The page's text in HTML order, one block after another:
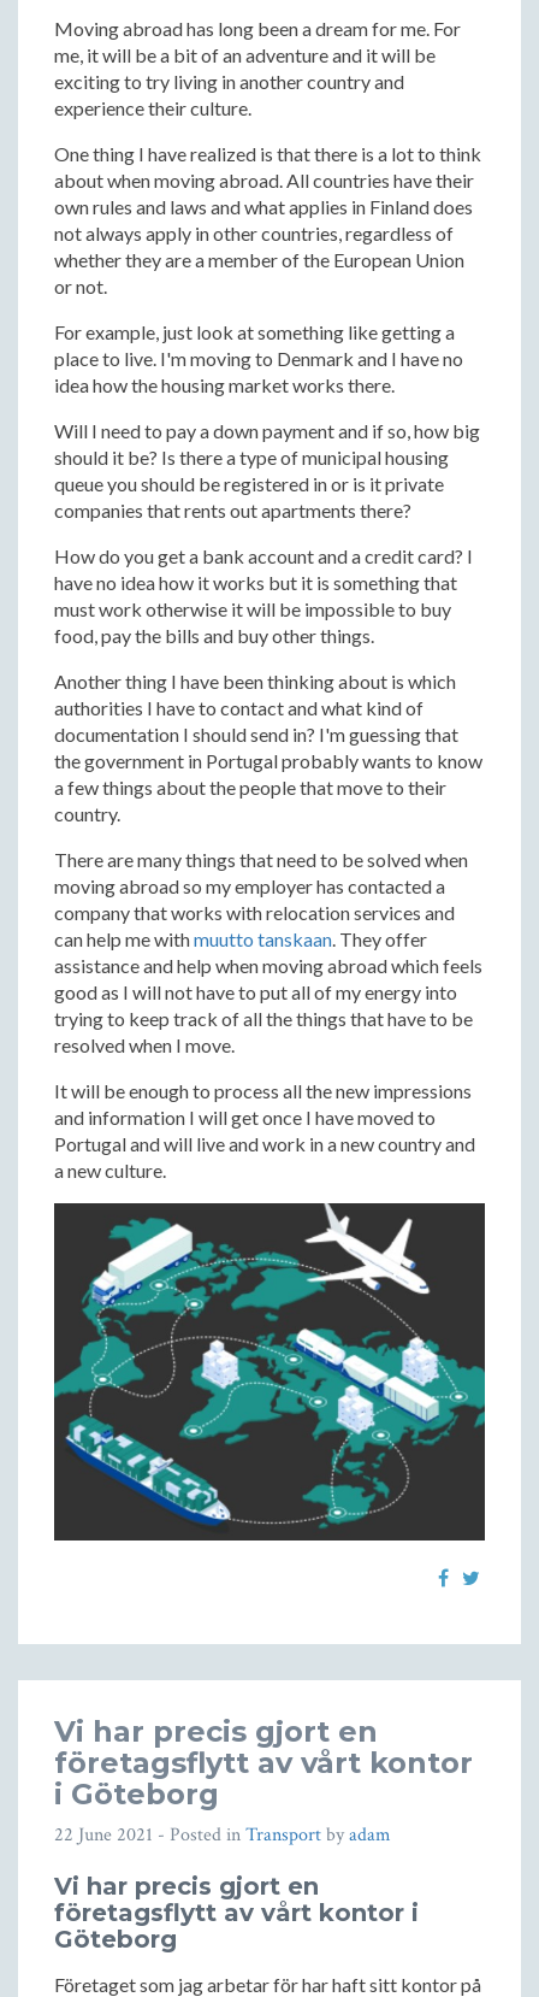
Moving abroad has long been a dream for me. For
me, it will be a bit of an adventure and it will be
exciting to try living in another country and
experience their culture.
One thing I have realized is that there is a lot to think
about when moving abroad. All countries have their
own rules and laws and what applies in Finland does
not always apply in other countries, regardless of
whether they are a member of the European Union
or not.
For example, just look at something like getting a
place to live. I'm moving to Denmark and I have no
idea how the housing market works there.
Will I need to pay a down payment and if so, how big
should it be? Is there a type of municipal housing
queue you should be registered in or is it private
companies that rents out apartments there?
How do you get a bank account and a credit card? I
have no idea how it works but it is something that
must work otherwise it will be impossible to buy
food, pay the bills and buy other things.
Another thing I have been thinking about is which
authorities I have to contact and what kind of
documentation I should send in? I'm guessing that
the government in Portugal probably wants to know
a few things about the people that move to their
country.
There are many things that need to be solved when
moving abroad so my employer has contacted a
company that works with relocation services and
can help me withmuutto tanskaan . They offer
assistance and help when moving abroad which feels
good as I will not have to put all of my energy into
trying to keep track of all the things that have to be
resolved when I move.
It will be enough to process all the new impressions
and information I will get once I have moved to
Portugal and will live and work in a new country and
a new culture.
Vi har precis gjort en
företagsflytt av vårt kontor
i Göteborg
22 June 2021 - Posted inTransportbyadam
Vi har precis gjort en
företagsflytt av vårt kontor i
Göteborg
Företaget som jag arbetar för har haft sitt kontor på